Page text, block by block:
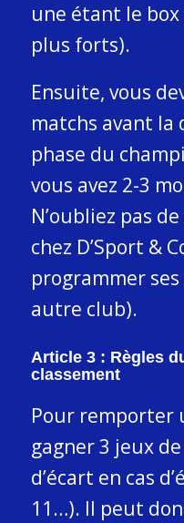
une étant le box
plus forts).
Ensuite, vous
matchs avant la
phase du
vous avez 2-3
N’oubliez pas
chez D’Sport &
programmer
autre club).
Article 3 : Règles
classement
Pour remporter
gagner 3 jeux
d’écart en cas
11…). Il peut